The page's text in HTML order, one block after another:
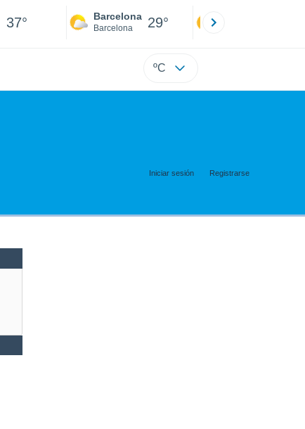
37° Barcelona
Barcelona 29°
ºC
Iniciar sesión Registrarse